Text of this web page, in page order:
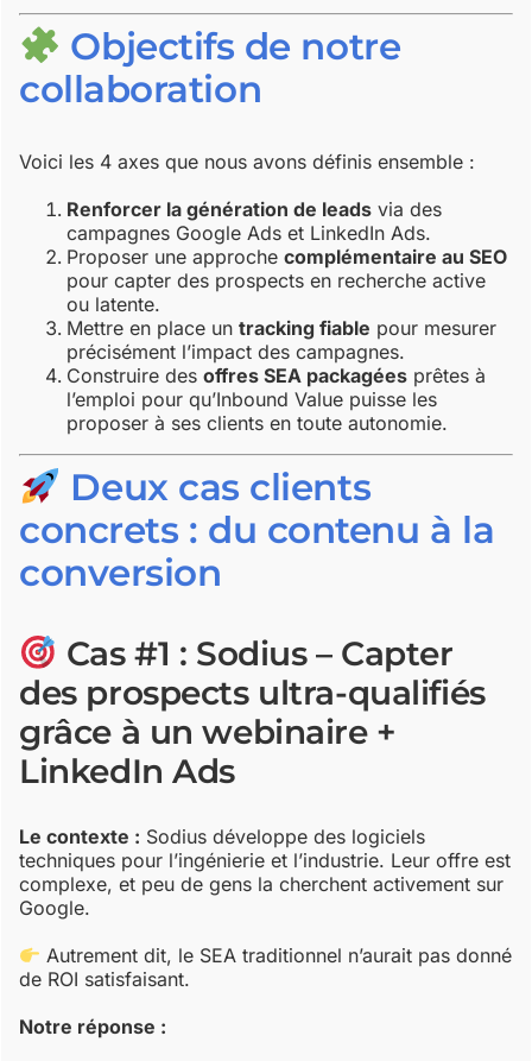
Objectifs de notre
collaboration
Voici les 4 axes que nous avons définis ensemble :
Renforcer la génération de leads via des
campagnes Google Ads et LinkedIn Ads.
Proposer une approchecomplémentaire au SEO
pour capter des prospects en recherche active
ou latente.
Mettre en place untracking fiable pour mesurer
précisément l’impact des campagnes.
Construire desoffres SEA packagées prêtes à
l’emploi pour qu’Inbound Value puisse les
proposer à ses clients en toute autonomie.
Deux cas clients
concrets : du contenu à la
conversion
Cas #1 : Sodius – Capter
des prospects ultra-qualifiés
grâce à un webinaire +
LinkedIn Ads
Le contexte : Sodius développe des logiciels
techniques pour l’ingénierie et l’industrie. Leur offre est
complexe, et peu de gens la cherchent activement sur
Google.
Autrement dit, le SEA traditionnel n’aurait pas donné
de ROI satisfaisant.
Notre réponse :